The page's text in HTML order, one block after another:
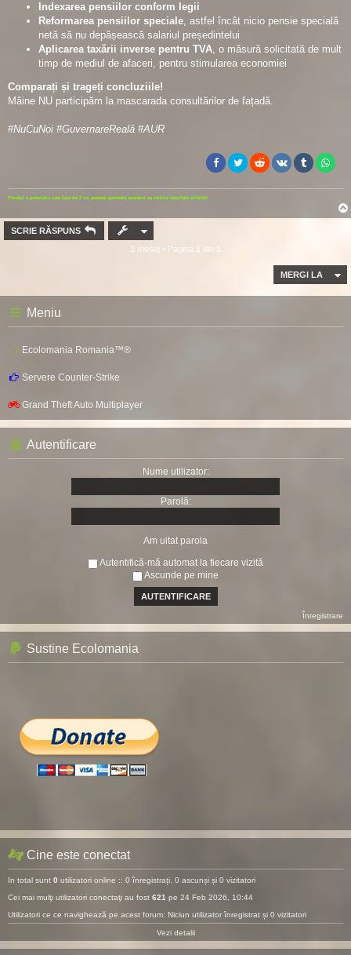
Indexarea pensiilor conform legii
Reformarea pensiilor speciale, astfel încât nicio pensie specială
netă să nu depășească salariul președintelui
Aplicarea taxării inverse pentru TVA, o măsură solicitată de mult
timp de mediul de afaceri, pentru stimularea economiei
Comparați și trageți concluziile!
Mâine NU participăm la mascarada consultărilor de fațadă.
#NuCuNoi #GuvernareReală #AUR
Prostul e persoana care face de 2 ori aceeasi greseala sperand sa obtina rezultate diferite!
SCRIE RĂSPUNS
1 mesaj • Pagina
din
MERGI LA
Meniu
Ecolomania Romania™®
Servere Counter-Strike
Grand Theft Auto Multiplayer
Autentificare
Nume utilizator:
Parolă:
Am uitat parola
Autentifică-mă automat la fiecare vizită
Ascunde pe mine
Înregistrare
Sustine Ecolomania
Cine este conectat
In total sunt 0 utilizatori online :: 0 înregistrați, 0 ascunși și 0 vizitatori
Cei mai mulţi utilizatori conectaţi au fost 621 pe 24 Feb 2026, 10:44
Utilizatori ce ce navighează pe acest forum: Niciun utilizator înregistrat și 0 vizitatori
Vezi detalii